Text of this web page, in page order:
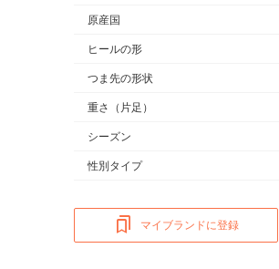
原産国
ヒールの形
つま先の形状
重さ （片足）
シーズン
性別タイプ
マイブランドに登録